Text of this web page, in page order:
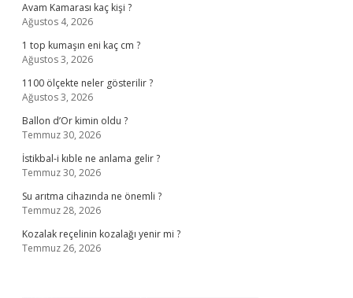
Avam Kamarası kaç kişi ?
Ağustos 4, 2026
1 top kumaşın eni kaç cm ?
Ağustos 3, 2026
1100 ölçekte neler gösterilir ?
Ağustos 3, 2026
Ballon d’Or kimin oldu ?
Temmuz 30, 2026
İstikbal-i kıble ne anlama gelir ?
Temmuz 30, 2026
Su arıtma cihazında ne önemli ?
Temmuz 28, 2026
Kozalak reçelinin kozalağı yenir mi ?
Temmuz 26, 2026